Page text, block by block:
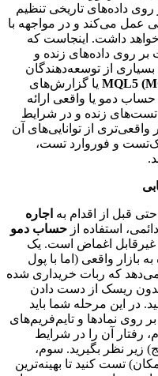
روی داده‌های تاریخی تنظیم
عمل می‌کند و در مواجهه با
داشت. اینجاست که
بر روی داده‌های زنده و
از توسعه‌دهندگان
یا گزارش‌های
دمو یا واقعی ارائه
زنده و در شرایط
واقعی‌تری از توانایی‌های آن
بک‌تست و فوروارد تست،
قبل از اقدام به اجاره
استفاده از حساب دمو
غیرقابل اغماض است. یک
واقعی (اما با پول
که ربات خریداری شده
ریسک از دست دادن
در این مرحله شما باید
روی نمادها و تایم‌فریم‌های
رفتار آن را در شرایط
زیر نظر بگیرید. سوم،
تست کنید تا بهینه‌ترین